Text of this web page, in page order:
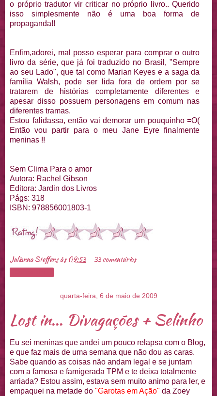
o próprio tradutor vir criticar no próprio livro.. Querido
isso simplesmente não é uma boa forma de
propaganda!!
Enfim,adorei, mal posso esperar para comprar o outro
livro da série, que já foi traduzido no Brasil, "Sempre
ao seu Lado", que tal como Marian Keyes e a saga da
família Walsh, pode ser lida fora de ordem por se
tratarem de histórias completamente diferentes e
apesar disso possuem personagens em comum nas
diferentes tramas.
Estou falidassa, então vai demorar um pouquinho =O(
Então vou partir para o meu Jane Eyre finalmente
meninas !!
Sem Clima Para o amor
Autora: Rachel Gibson
Editora: Jardin dos Livros
Págs: 318
ISBN: 978856001803-1
Julianna Steffensàs09:53 33 comentários
quarta-feira, 6 de maio de 2009
Lost in... Divagações + Selinho
Eu sei meninas que andei um pouco relapsa com o Blog,
e que faz mais de uma semana que não dou as caras.
Sabe quando as coisas não andam legal e se juntam
com a famosa e famigerada TPM e te deixa totalmente
arriada? Estou assim, estava sem muito animo para ler, e
empaquei na metade do "Garotas emAção" da Zoey